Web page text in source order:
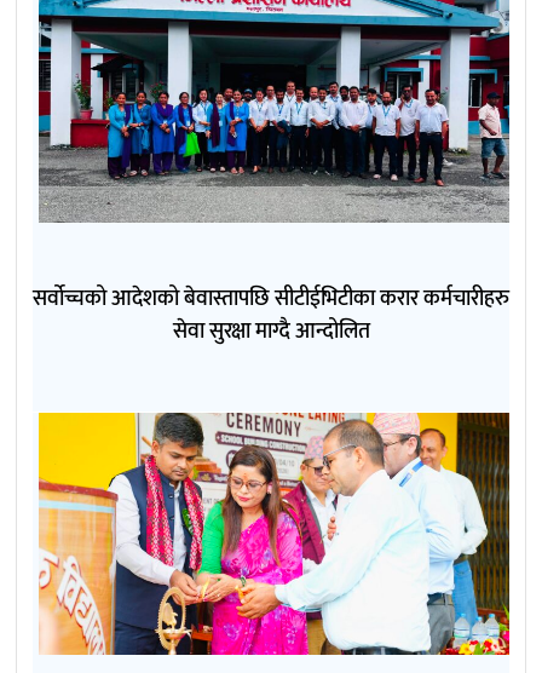
सर्वोच्चको आदेशको बेवास्तापछि सीटीईभिटीका करार कर्मचारीहरु
सेवा सुरक्षा माग्दै आन्दोलित